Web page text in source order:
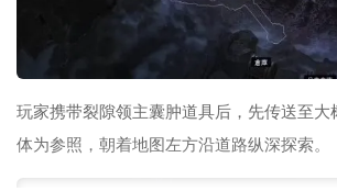
玩家携带裂隙领主囊肿道具后，先传送至大
体为参照，朝着地图左方沿道路纵深探索。